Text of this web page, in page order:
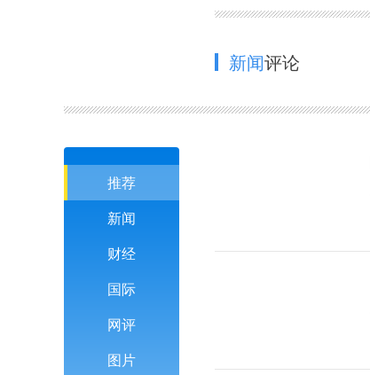
新闻评论
推荐
新闻
财经
国际
网评
图片